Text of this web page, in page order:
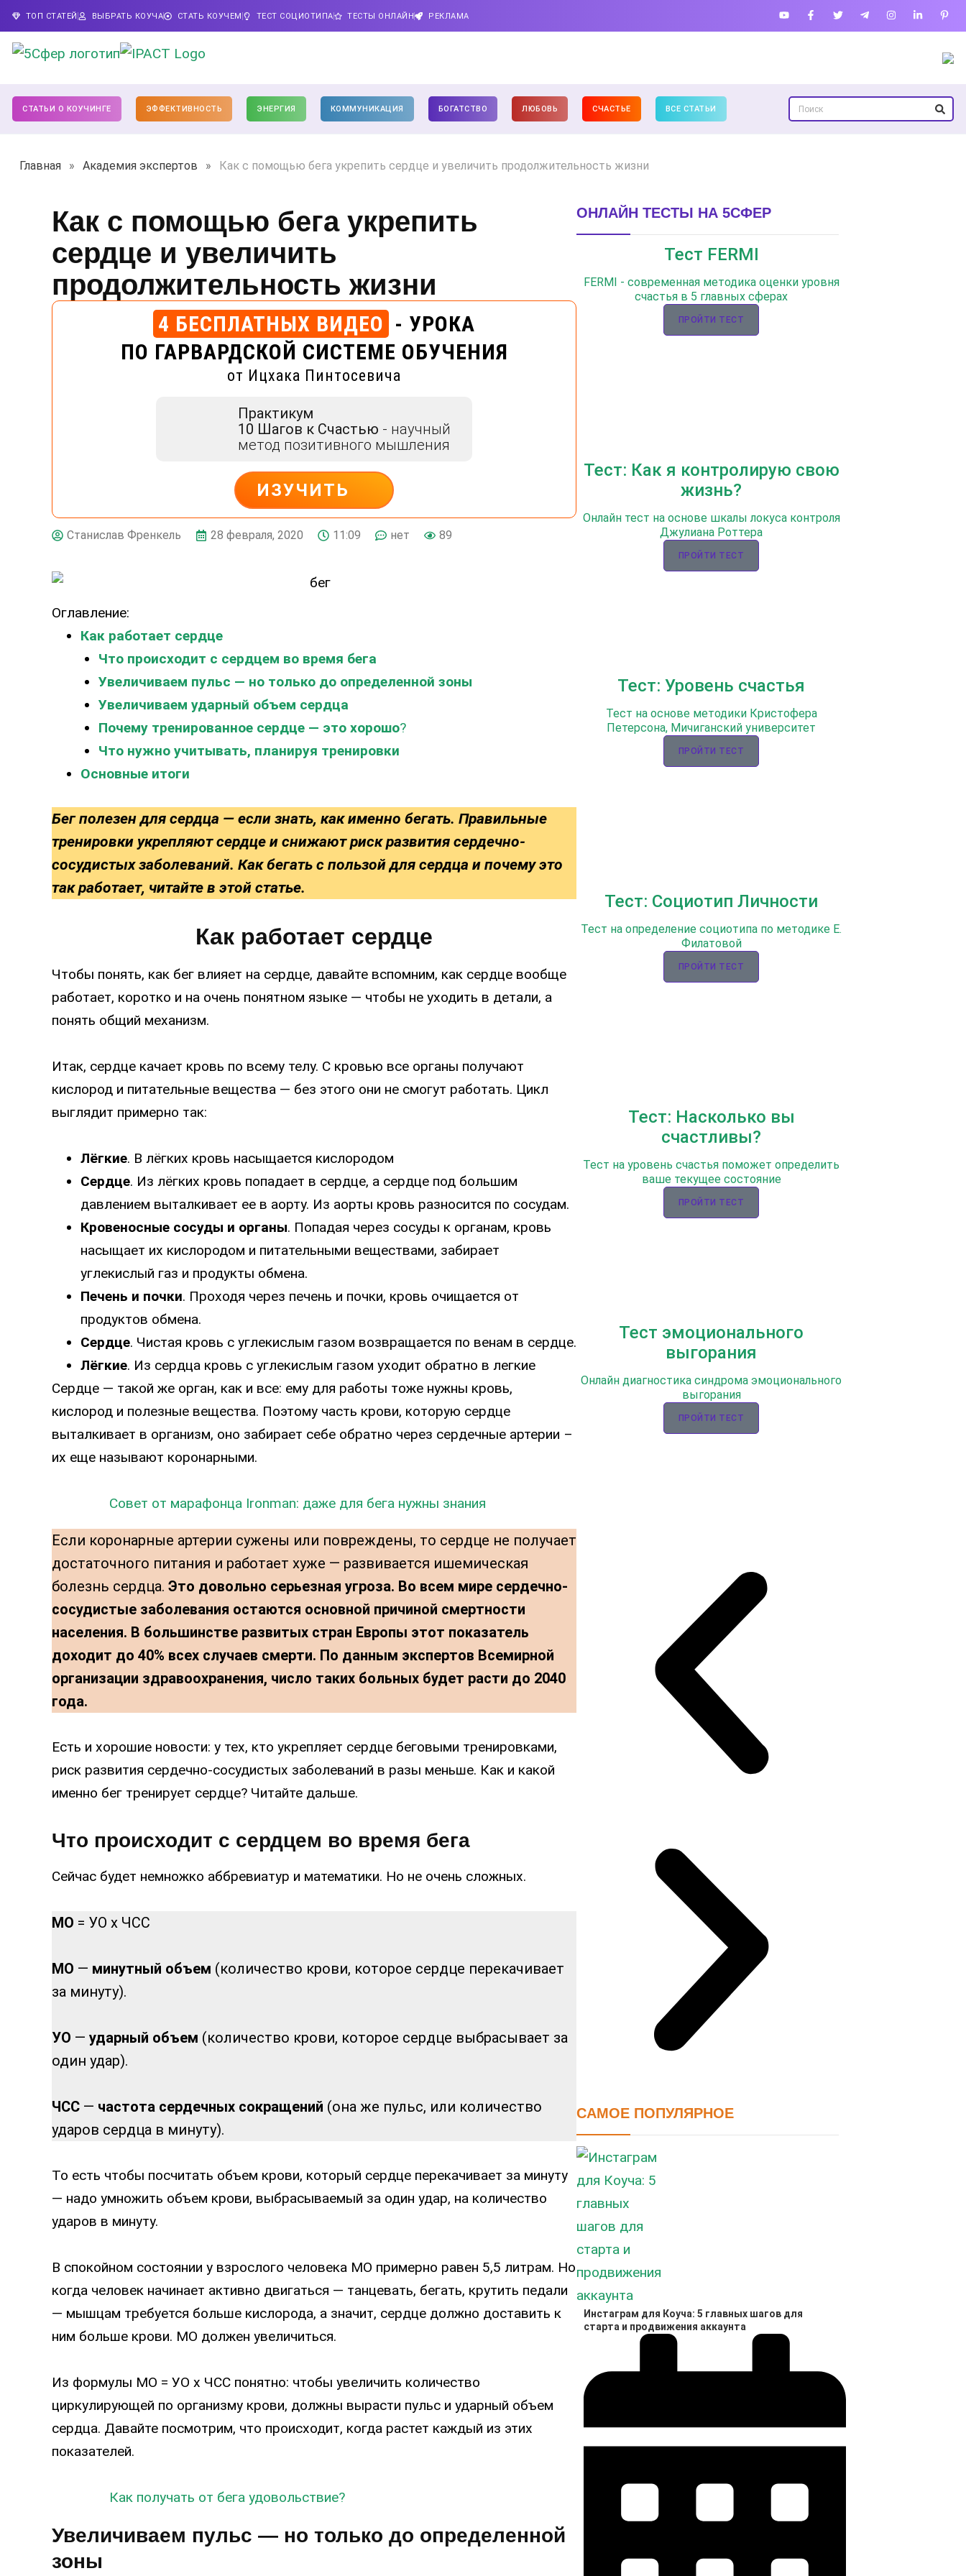
ТОП СТАТЕЙ ВЫБРАТЬ КОУЧА СТАТЬ КОУЧЕМ ТЕСТ СОЦИОТИПА ТЕСТЫ ОНЛАЙН РЕКЛАМА
СТАТЬИ О КОУЧИНГЕ ЭФФЕКТИВНОСТЬ ЭНЕРГИЯ КОММУНИКАЦИЯ БОГАТСТВО ЛЮБОВЬ СЧАСТЬЕ ВСЕ СТАТЬИ
Главная » Академия экспертов » Как с помощью бега укрепить сердце и увеличить продолжительность жизни
Как с помощью бега укрепить
сердце и увеличить
продолжительность жизни
4 БЕСПЛАТНЫХ ВИДЕО - УРОКА
ПО ГАРВАРДСКОЙ СИСТЕМЕ ОБУЧЕНИЯ
от Ицхака Пинтосевича
Практикум
10 Шагов к Счастью - научный
метод позитивного мышления
ИЗУЧИТЬ
ДЕЙСТВУЙ
Станислав Френкель 28 февраля, 2020 11:09 нет 89
Оглавление:
Как работает сердце
Что происходит с сердцем во время бега
Увеличиваем пульс — но только до определенной зоны
Увеличиваем ударный объем сердца
Почему тренированное сердце — это хорошо?
Что нужно учитывать, планируя тренировки
Основные итоги
Бег полезен для сердца — если знать, как именно бегать. Правильные
тренировки укрепляют сердце и снижают риск развития сердечно-
сосудистых заболеваний. Как бегать с пользой для сердца и почему это
так работает, читайте в этой статье.
Как работает сердце
Чтобы понять, как бег влияет на сердце, давайте вспомним, как сердце вообще
работает, коротко и на очень понятном языке — чтобы не уходить в детали, а
понять общий механизм.
Итак, сердце качает кровь по всему телу. С кровью все органы получают
кислород и питательные вещества — без этого они не смогут работать. Цикл
выглядит примерно так:
Лёгкие. В лёгких кровь насыщается кислородом
Сердце. Из лёгких кровь попадает в сердце, а сердце под большим
давлением выталкивает ее в аорту. Из аорты кровь разносится по сосудам.
Кровеносные сосуды и органы. Попадая через сосуды к органам, кровь
насыщает их кислородом и питательными веществами, забирает
углекислый газ и продукты обмена.
Печень и почки. Проходя через печень и почки, кровь очищается от
продуктов обмена.
Сердце. Чистая кровь с углекислым газом возвращается по венам в сердце.
Лёгкие. Из сердца кровь с углекислым газом уходит обратно в легкие
Сердце — такой же орган, как и все: ему для работы тоже нужны кровь,
кислород и полезные вещества. Поэтому часть крови, которую сердце
выталкивает в организм, оно забирает себе обратно через сердечные артерии –
их еще называют коронарными.
Совет от марафонца Ironman: даже для бега нужны знания
Если коронарные артерии сужены или повреждены, то сердце не получает
достаточного питания и работает хуже — развивается ишемическая
болезнь сердца. Это довольно серьезная угроза. Во всем мире сердечно-
сосудистые заболевания остаются основной причиной смертности
населения. В большинстве развитых стран Европы этот показатель
доходит до 40% всех случаев смерти. По данным экспертов Всемирной
организации здравоохранения, число таких больных будет расти до 2040
года.
Есть и хорошие новости: у тех, кто укрепляет сердце беговыми тренировками,
риск развития сердечно-сосудистых заболеваний в разы меньше. Как и какой
именно бег тренирует сердце? Читайте дальше.
Что происходит с сердцем во время бега
Сейчас будет немножко аббревиатур и математики. Но не очень сложных.
МО = УО х ЧСС
МО — минутный объем (количество крови, которое сердце перекачивает
за минуту).
УО — ударный объем (количество крови, которое сердце выбрасывает за
один удар).
ЧСС — частота сердечных сокращений (она же пульс, или количество
ударов сердца в минуту).
То есть чтобы посчитать объем крови, который сердце перекачивает за минуту
— надо умножить объем крови, выбрасываемый за один удар, на количество
ударов в минуту.
В спокойном состоянии у взрослого человека МО примерно равен 5,5 литрам. Но
когда человек начинает активно двигаться — танцевать, бегать, крутить педали
— мышцам требуется больше кислорода, а значит, сердце должно доставить к
ним больше крови. МО должен увеличиться.
Из формулы МО = УО х ЧСС понятно: чтобы увеличить количество
циркулирующей по организму крови, должны вырасти пульс и ударный объем
сердца. Давайте посмотрим, что происходит, когда растет каждый из этих
показателей.
Как получать от бега удовольствие?
Увеличиваем пульс — но только до определенной
зоны
ОНЛАЙН ТЕСТЫ НА 5СФЕР
Тест FERMI
FERMI - современная методика оценки уровня
счастья в 5 главных сферах
ПРОЙТИ ТЕСТ
Тест: Как я контролирую свою
жизнь?
Онлайн тест на основе шкалы локуса контроля
Джулиана Роттера
ПРОЙТИ ТЕСТ
Тест: Уровень счастья
Тест на основе методики Кристофера
Петерсона, Мичиганский университет
ПРОЙТИ ТЕСТ
Тест: Социотип Личности
Тест на определение социотипа по методике Е.
Филатовой
ПРОЙТИ ТЕСТ
Тест: Насколько вы
счастливы?
Тест на уровень счастья поможет определить
ваше текущее состояние
ПРОЙТИ ТЕСТ
Тест эмоционального
выгорания
Онлайн диагностика синдрома эмоционального
выгорания
ПРОЙТИ ТЕСТ
САМОЕ ПОПУЛЯРНОЕ
Инстаграм для Коуча: 5 главных шагов для
старта и продвижения аккаунта